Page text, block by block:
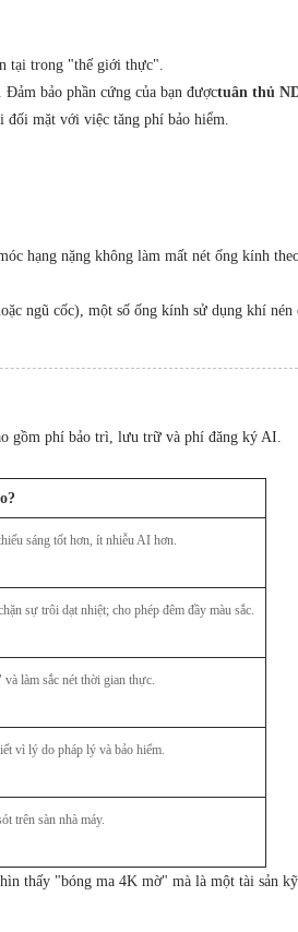
tại trong "thế giới thực".
bảo phần cứng của bạn đượctuân thủ
đối mặt với việc tăng phí bảo hiểm.
hạng nặng không làm mất nét ống kính
ngũ cốc), một số ống kính sử dụng khí
gồm phí bảo trì, lưu trữ và phí đăng ký AI.
sáng tốt hơn, ít nhiễu AI hơn.
sự trôi dạt nhiệt; cho phép đêm đầy màu sắc.
làm sắc nét thời gian thực.
vì lý do pháp lý và bảo hiểm.
trên sàn nhà máy.
thấy "bóng ma 4K mờ" mà là một tài sản